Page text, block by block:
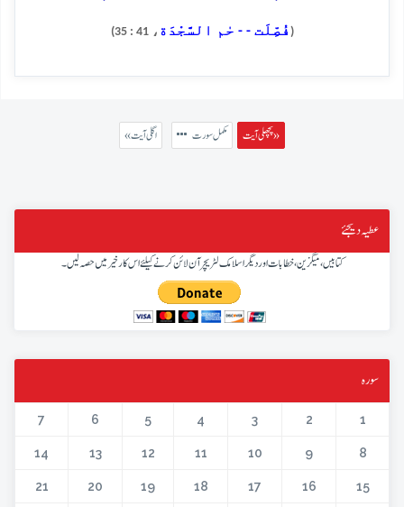
( فُصِّلَت - - حٰم السَّجْدَة ، 41 : 35)
پچھلی آیت » مکمل سورت « اگلی آیت
عطیہ دیجئے
کتابیں، میگزین، خطابات اور دیگر اسلامک لٹریچر آن لائن کرنے کیلئے اس کار خیر میں حصہ لیں۔
سورہ
1
2
3
4
5
6
7
8
9
10
11
12
13
14
15
16
17
18
19
20
21